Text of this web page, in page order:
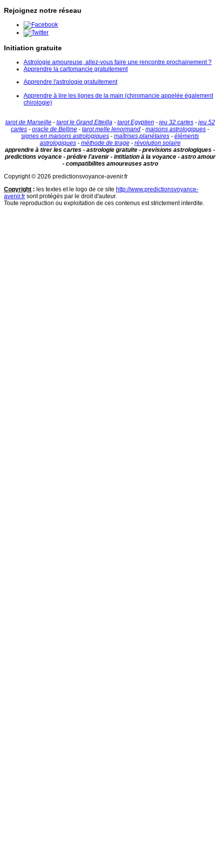
Rejoignez notre réseau
Initiation gratuite
Astrologie amoureuse, allez-vous faire une rencontre prochainement ?
Apprendre la cartomancie gratuitement
Apprendre l'astrologie gratuitement
Apprendre à lire les lignes de la main (chiromancie appelée également
chirologie)
tarot de Marseille- tarot le Grand Etteilla- tarot Egyptien - jeu 32 cartes- jeu 52
cartes - oracle de Belline - tarot melle lenormand - maisons astrologiques -
signes en maisons astrologiques - maîtrises planétaires - éléments
astrologiques- méthode de tirage- révolution solaire
apprendre à tirer les cartes - astrologie gratuite - previsions astrologiques -
predictions voyance - prédire l'avenir - intitiation à la voyance - astro amour
- compatibilites amoureuses astro
Copyright © 2026 predictionsvoyance-avenir.fr
Copyright : les textes et le logo de ce site http://www.predictionsvoyance-
avenir.fr sont protégés par le droit d'auteur.
Toute reproduction ou exploitation de ces contenus est strictement interdite.